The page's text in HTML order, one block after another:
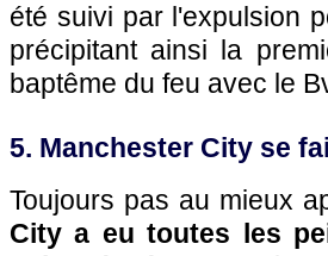
été suivi par l'expulsion
précipitant ainsi la
baptême du feu avec le
5. Manchester City se
Toujours pas au mieux
City a eu toutes les